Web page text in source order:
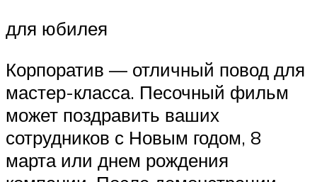
для юбилея
Корпоратив — отличный повод для
мастер-класса. Песочный фильм
может поздравить ваших
сотрудников с Новым годом, 8
марта или днем рождения